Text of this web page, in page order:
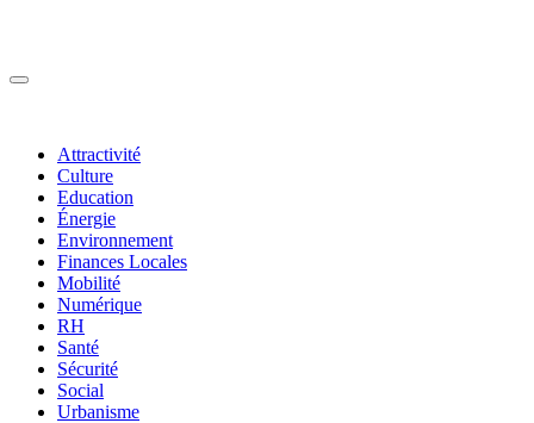
Attractivité
Culture
Education
Énergie
Environnement
Finances Locales
Mobilité
Numérique
RH
Santé
Sécurité
Social
Urbanisme